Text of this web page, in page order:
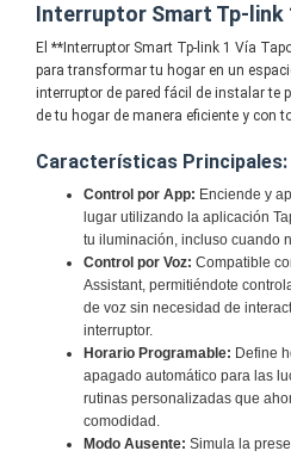
Interruptor Smart Tp-link
El **Interruptor Smart Tp-link 1 Vía
para transformar tu hogar en un
interruptor de pared fácil de instalar te
de tu hogar de manera eficiente y con
Características Principales:
Control por App: Enciende y
lugar utilizando la aplicación
tu iluminación, incluso cuando
Control por Voz: Compatible
Assistant, permitiéndote
de voz sin necesidad de
interruptor.
Horario Programable: Define
apagado automático para las
rutinas personalizadas que
comodidad.
Modo Ausente: Simula la